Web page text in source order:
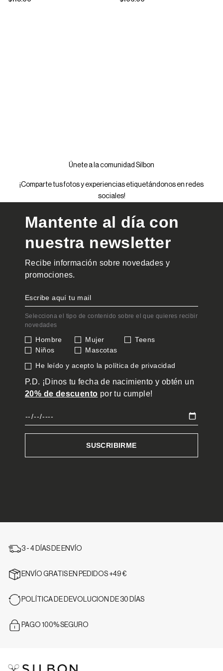
Únete a la comunidad Silbon
¡Comparte tus fotos y experiencias etiquetándonos en redes
sociales!
3 - 4 DÍAS DE ENVÍO
ENVÍO GRATIS EN PEDIDOS +49 €
POLÍTICA DE DEVOLUCION DE 30 DÍAS
PAGO 100% SEGURO